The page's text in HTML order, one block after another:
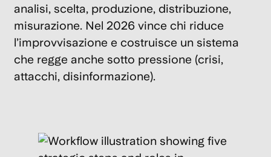
analisi, scelta, produzione, distribuzione,
misurazione. Nel 2026 vince chi riduce
l’improvvisazione e costruisce un sistema
che regge anche sotto pressione (crisi,
attacchi, disinformazione).